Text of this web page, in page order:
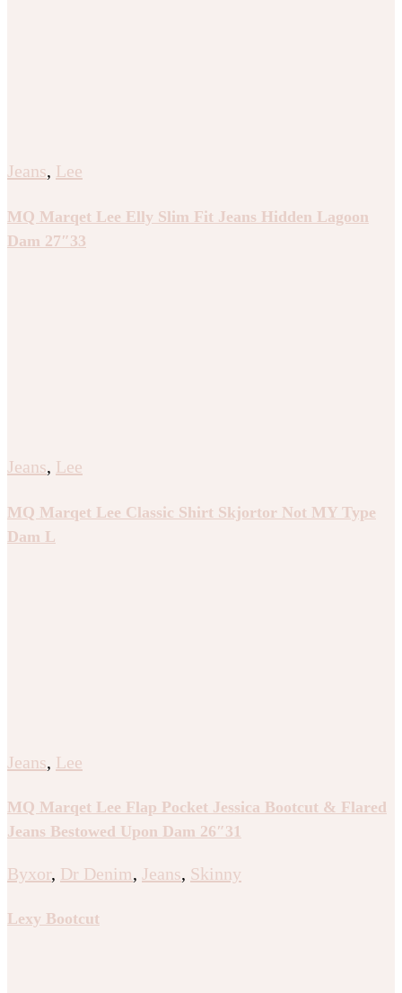
Jeans, Lee
MQ Marqet Lee Elly Slim Fit Jeans Hidden Lagoon
Dam 27″33
Jeans, Lee
MQ Marqet Lee Classic Shirt Skjortor Not MY Type
Dam L
Jeans, Lee
MQ Marqet Lee Flap Pocket Jessica Bootcut & Flared
Jeans Bestowed Upon Dam 26″31
Byxor, Dr Denim, Jeans, Skinny
Lexy Bootcut